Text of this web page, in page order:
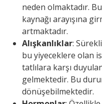
neden olmaktadır.
kaynağı arayışına
artmaktadır.
Alışkanlıklar:
bu yiyeceklere olan
tatlılara karşı
gelmektedir. Bu
dönüşebilmektedir.